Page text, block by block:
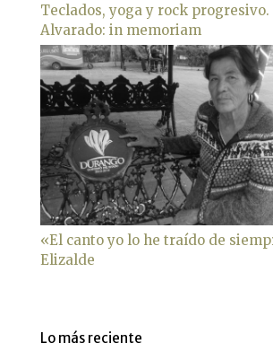
Teclados, yoga y rock progresivo.
Alvarado: in memoriam
«El canto yo lo he traído de
Elizalde
Lo más reciente